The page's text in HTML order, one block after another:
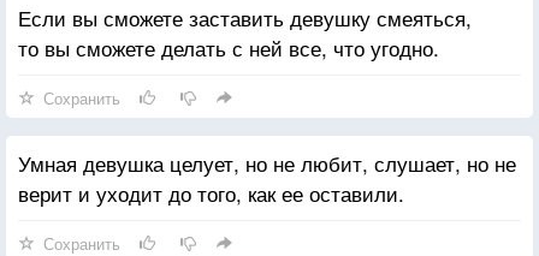
Если вы сможете заставить девушку смеяться,
то вы сможете делать с ней все, что угодно.
Сохранить
Умная девушка целует, но не любит, слушает, но не
верит и уходит до того, как ее оставили.
Сохранить